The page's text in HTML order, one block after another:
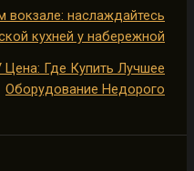
вокзале: наслаждайтесь
кухней у набережной
Цена: Где Купить Лучшее
Оборудование Недорого